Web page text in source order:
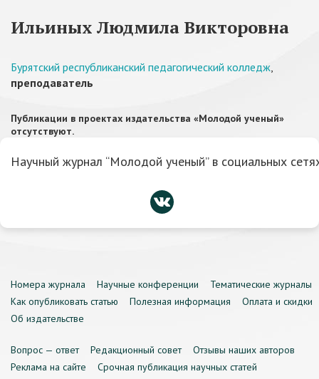
Ильиных Людмила Викторовна
Бурятский республиканский педагогический колледж,
преподаватель
Публикации в проектах издательства «Молодой ученый»
отсутствуют.
Научный журнал “Молодой ученый” в социальных
Номера журнала Научные конференции
Тематические журналы
Как опубликовать статью
Полезная информация
Оплата и скидки
Об издательстве
Вопрос — ответ Редакционный совет
Отзывы наших авторов
Реклама на сайте
Срочная публикация научных статей